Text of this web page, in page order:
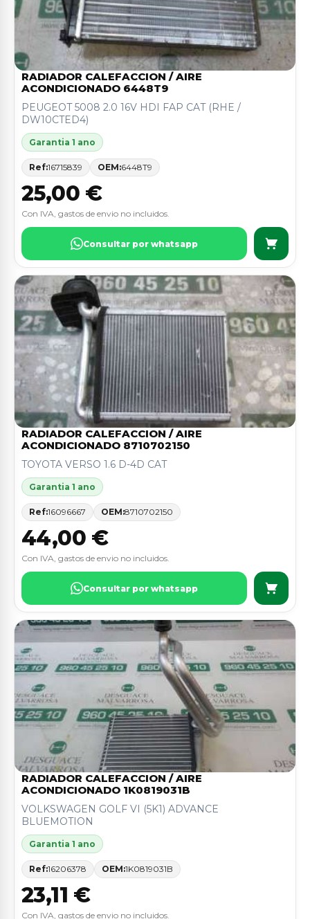
RADIADOR CALEFACCION / AIRE
ACONDICIONADO 6448T9
PEUGEOT 5008 2.0 16V HDI FAP CAT (RHE /
DW10CTED4)
Garantia 1 ano
Ref:16715839 OEM:6448T9
25,00 €
Con IVA, gastos de envio no incluidos.
Consultar por whatsapp
RADIADOR CALEFACCION / AIRE
ACONDICIONADO 8710702150
TOYOTA VERSO 1.6 D-4D CAT
Garantia 1 ano
Ref:16096667 OEM:8710702150
44,00 €
Con IVA, gastos de envio no incluidos.
Consultar por whatsapp
RADIADOR CALEFACCION / AIRE
ACONDICIONADO 1K0819031B
VOLKSWAGEN GOLF VI (5K1) ADVANCE
BLUEMOTION
Garantia 1 ano
Ref:16206378 OEM:1K0819031B
23,11 €
Con IVA, gastos de envio no incluidos.